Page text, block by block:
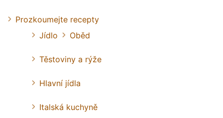
Prozkoumejte recepty
Jídlo
Oběd
Těstoviny a rýže
Hlavní jídla
Italská kuchyně